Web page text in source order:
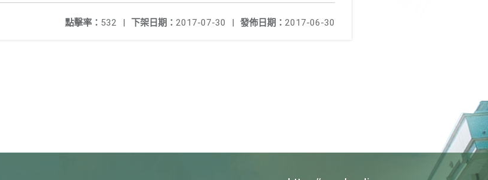
發佈日期： 2017-06-30
下架日期： 2017-07-30 |
點擊率： 532 |